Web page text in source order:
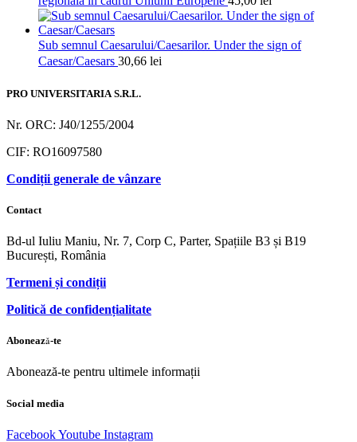
Sub semnul Caesarului/Caesarilor. Under the sign of
Caesar/Caesars 30,66 lei
PRO UNIVERSITARIA S.R.L.
Nr. ORC: J40/1255/2004
CIF: RO16097580
Condiții generale de vânzare
Contact
Bd-ul Iuliu Maniu, Nr. 7, Corp C, Parter, Spațiile B3 și B19
București, România
Termeni și condiții
Politică de confidențialitate
Abonează-te
Abonează-te pentru ultimele informații
Social media
FacebookYoutube Instagram